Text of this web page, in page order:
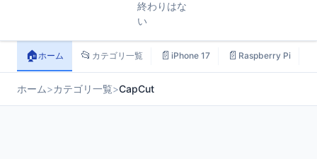
終わりはな
い
🏠ホーム 📂 カテゴリ一覧 📄 iPhone 17 📄 Raspberry Pi
ホーム>カテゴリ一覧>CapCut